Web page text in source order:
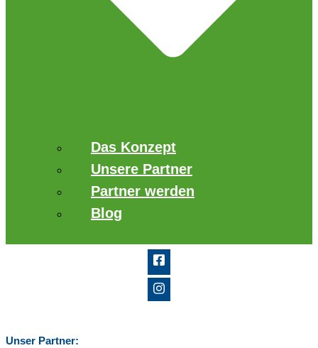
Das Konzept
Unsere Partner
Partner werden
Blog
Unser Partner: